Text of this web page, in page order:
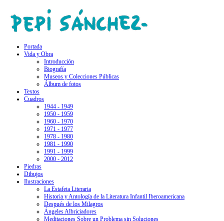
Portada
Vida y Obra
Introducción
Biografía
Museos y Colecciones Públicas
Álbum de fotos
Textos
Cuadros
1944 - 1949
1950 - 1959
1960 - 1970
1971 - 1977
1978 - 1980
1981 - 1990
1991 - 1999
2000 - 2012
Piedras
Dibujos
Ilustraciones
La Estafeta Literaria
Historia y Antología de la Literatura Infantil Iberoamericana
Después de los Milagros
Ángeles Albriciadores
Meditaciones Sobre un Problema sin Soluciones